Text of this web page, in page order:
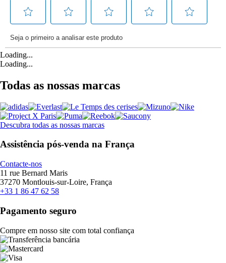
Loading...
Loading...
Todas as nossas marcas
Descubra todas as nossas marcas
Assistência pós-venda na França
Contacte-nos
11 rue Bernard Maris
37270 Montlouis-sur-Loire, França
+33 1 86 47 62 58
Pagamento seguro
Compre em nosso site com total confiança